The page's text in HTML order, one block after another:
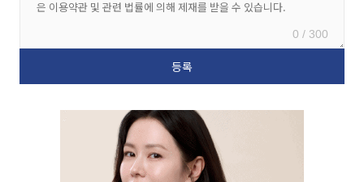
0 / 300